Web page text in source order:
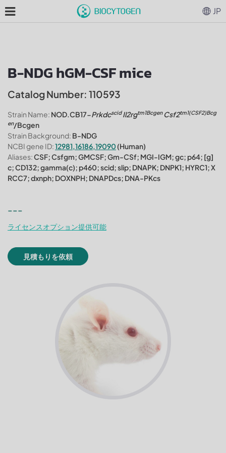
B-NDG hGM-CSF mice
Catalog Number: 110593
Strain Name: NOD.CB17-PrkdcscidIl2rgtm1BcgenCsf2tm1(CSF2)Bcg
en/Bcgen
Strain Background: B-NDG
NCBI gene ID:12981,16186,19090(Human)
Aliases:CSF; Csfgm; GMCSF; Gm-CSf; MGI-IGM; gc; p64; [g]
c; CD132; gamma(c); p460; scid; slip; DNAPK; DNPK1; HYRC1; X
RCC7; dxnph; DOXNPH; DNAPDcs; DNA-PKcs
---
ライセンスオプション提供可能
見積もりを依頼
JP